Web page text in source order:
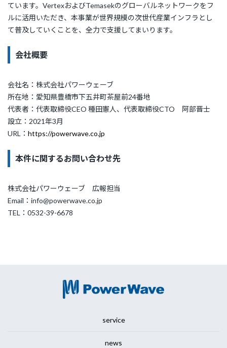
ています。VertexおよびTemasekのグローバルネットワークをフ
ルに活用いただき、本事業が世界規模の次世代産業インフラとし
て普及していくことを、全力で支援してまいります。
会社概要
会社名：株式会社パワーウェーブ
所在地：愛知県豊橋市下五井町茶屋前24番地
代表者：代表取締役CEO 種田憲人、代表取締役CTO 阿部晋士
設立：2021年3月
URL： https://powerwave.co.jp
本件に関するお問い合わせ先
株式会社パワーウェーブ 広報担当
Email：info@powerwave.co.jp
TEL：0532-39-6678
service
news